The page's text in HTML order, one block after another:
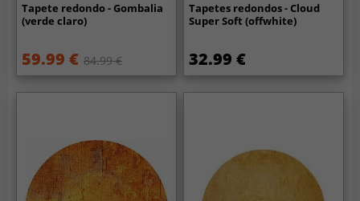
Tapete redondo - Gombalia
(verde claro)
59.99 € 84.99 €
Tapetes redondos - Cloud
Super Soft (offwhite)
32.99 €